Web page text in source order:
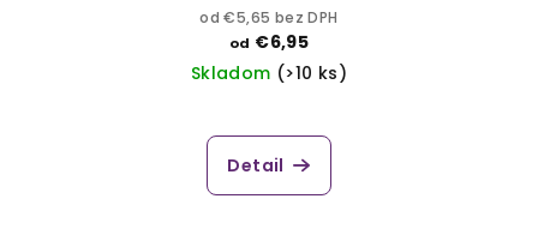
od €5,65 bez DPH
od €6,95
Skladom (>10 ks)
Detail